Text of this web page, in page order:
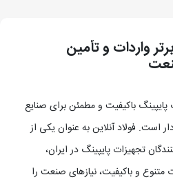
واردات و تأمین
پایپینگ باکیفیت و مطمئن برای صنایع
است. فولاد آنلاین به عنوان یکی از
تجهیزات پایپینگ در ایران،
متنوع و باکیفیت، نیازهای صنعت را